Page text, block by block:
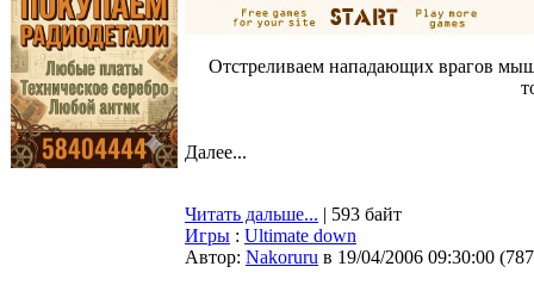
Отстреливаем нападающих врагов
Далее...
Читать дальше... | 593 байт
Игры : Ultimate down
Автор: Nakoruru в 19/04/2006 09:30:00 (